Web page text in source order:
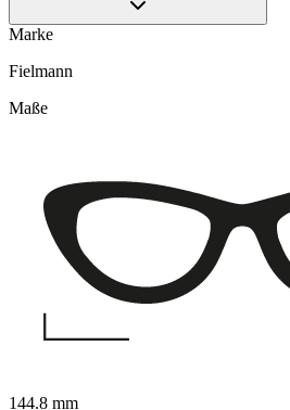
Marke
Fielmann
Maße
144.8 mm